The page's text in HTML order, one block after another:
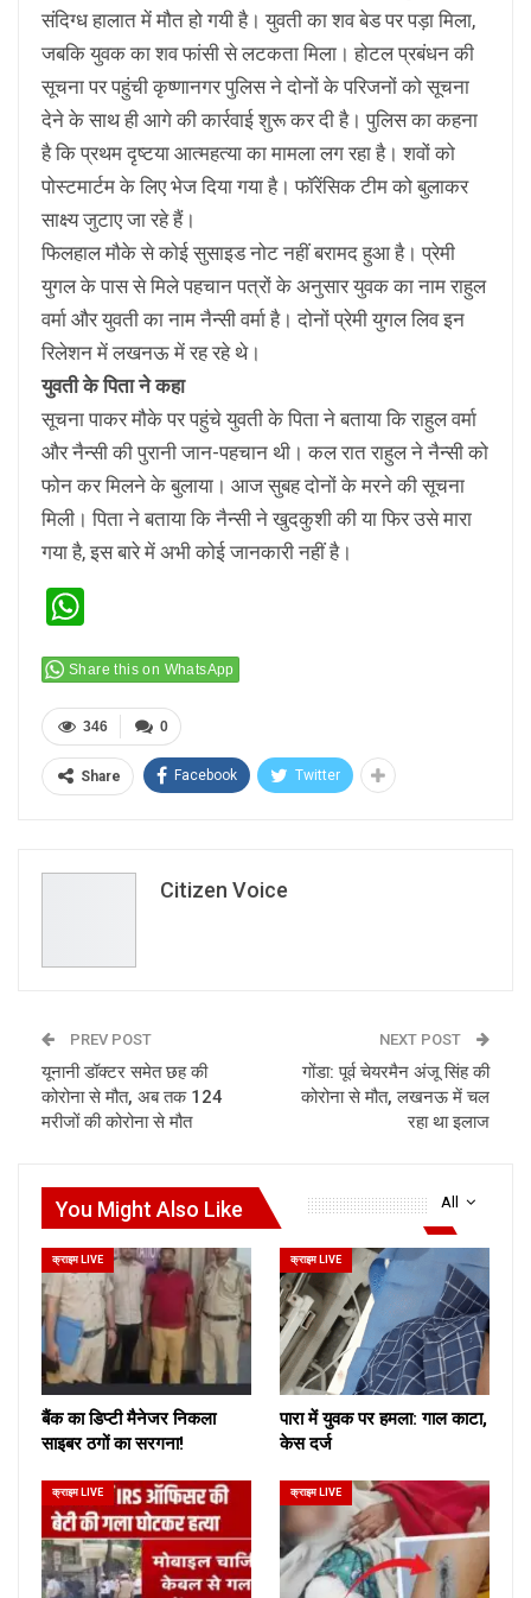
संदिग्ध हालात में मौत हो गयी है। युवती का शव बेड पर पड़ा मिला,
जबकि युवक का शव फांसी से लटकता मिला। होटल प्रबंधन की
सूचना पर पहुंची कृष्णानगर पुलिस ने दोनों के परिजनों को सूचना
देने के साथ ही आगे की कार्रवाई शुरू कर दी है। पुलिस का कहना
है कि प्रथम दृष्टया आत्महत्या का मामला लग रहा है। शवों को
पोस्टमार्टम के लिए भेज दिया गया है। फॉरेंसिक टीम को बुलाकर
साक्ष्य जुटाए जा रहे हैं।
फिलहाल मौके से कोई सुसाइड नोट नहीं बरामद हुआ है। प्रेमी
युगल के पास से मिले पहचान पत्रों के अनुसार युवक का नाम राहुल
वर्मा और युवती का नाम नैन्सी वर्मा है। दोनों प्रेमी युगल लिव इन
रिलेशन में लखनऊ में रह रहे थे।
युवती के पिता ने कहा
सूचना पाकर मौके पर पहुंचे युवती के पिता ने बताया कि राहुल वर्मा
और नैन्सी की पुरानी जान-पहचान थी। कल रात राहुल ने नैन्सी को
फोन कर मिलने के बुलाया। आज सुबह दोनों के मरने की सूचना
मिली। पिता ने बताया कि नैन्सी ने खुदकुशी की या फिर उसे मारा
गया है, इस बारे में अभी कोई जानकारी नहीं है।
Share this on WhatsApp
0
346
Share Facebook Twitter
Citizen Voice
PREV POST
यूनानी डॉक्टर समेत छह की
कोरोना से मौत, अब तक 124
मरीजों की कोरोना से मौत
NEXT POST
गोंडा: पूर्व चेयरमैन अंजू सिंह की
कोरोना से मौत, लखनऊ में चल
रहा था इलाज
All
You Might Also Like
क्राइम LIVE
बैंक का डिप्टी मैनेजर निकला
साइबर ठगों का सरगना!
क्राइम LIVE
पारा में युवक पर हमला: गाल काटा,
केस दर्ज
क्राइम LIVE क्राइम LIVE